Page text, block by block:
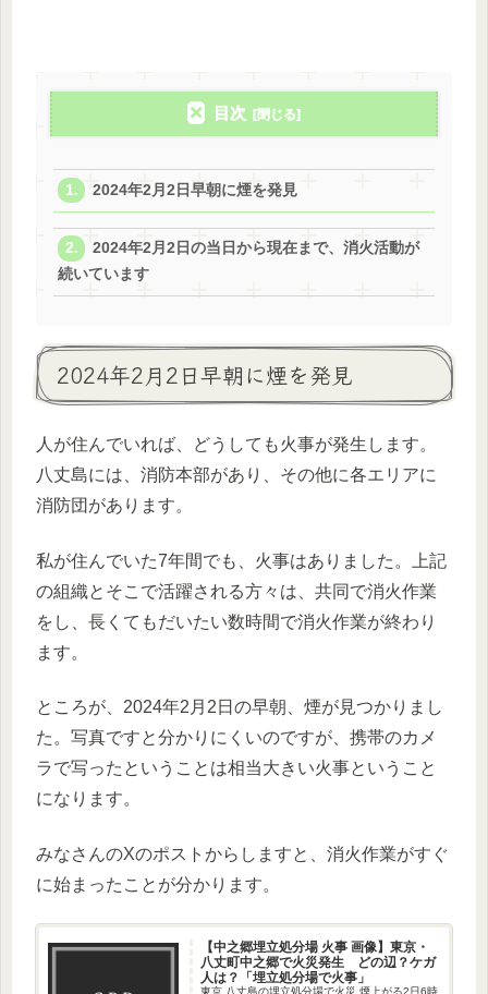
目次
2024年2月2日早朝に煙を発見
2024年2月2日の当日から現在まで、消火活動が
続いています
2024年2月2日早朝に煙を発見
人が住んでいれば、どうしても火事が発生します。
八丈島には、消防本部があり、その他に各エリアに
消防団があります。
私が住んでいた7年間でも、火事はありました。上記
の組織とそこで活躍される方々は、共同で消火作業
をし、長くてもだいたい数時間で消火作業が終わり
ます。
ところが、2024年2月2日の早朝、煙が見つかりまし
た。写真ですと分かりにくいのですが、携帯のカメ
ラで写ったということは相当大きい火事ということ
になります。
みなさんのXのポストからしますと、消火作業がすぐ
に始まったことが分かります。
【中之郷埋立処分場 火事 画像】東京・
八丈町中之郷で火災発生 どの辺？ケガ
人は？「埋立処分場で火事」